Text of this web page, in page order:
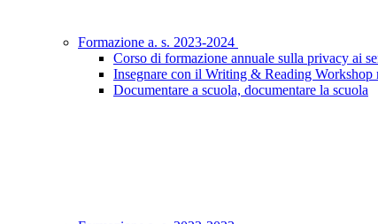
Formazione a. s. 2023-2024
Corso di formazione annuale sulla privacy ai
Insegnare con il Writing & Reading Workshop
Documentare a scuola, documentare la scuola